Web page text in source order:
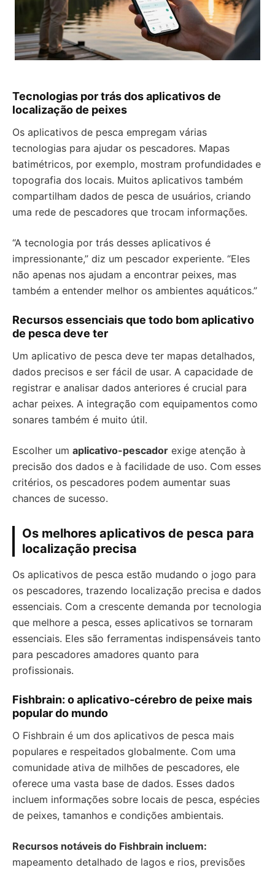
Tecnologias por trás dos aplicativos de
localização de peixes
Os aplicativos de pesca empregam várias
tecnologias para ajudar os pescadores. Mapas
batimétricos, por exemplo, mostram profundidades e
topografia dos locais. Muitos aplicativos também
compartilham dados de pesca de usuários, criando
uma rede de pescadores que trocam informações.
“A tecnologia por trás desses aplicativos é
impressionante,” diz um pescador experiente. “Eles
não apenas nos ajudam a encontrar peixes, mas
também a entender melhor os ambientes aquáticos.”
Recursos essenciais que todo bom aplicativo
de pesca deve ter
Um aplicativo de pesca deve ter mapas detalhados,
dados precisos e ser fácil de usar. A capacidade de
registrar e analisar dados anteriores é crucial para
achar peixes. A integração com equipamentos como
sonares também é muito útil.
Escolher um aplicativo-pescador exige atenção à
precisão dos dados e à facilidade de uso. Com esses
critérios, os pescadores podem aumentar suas
chances de sucesso.
Os melhores aplicativos de pesca para
localização precisa
Os aplicativos de pesca estão mudando o jogo para
os pescadores, trazendo localização precisa e dados
essenciais. Com a crescente demanda por tecnologia
que melhore a pesca, esses aplicativos se tornaram
essenciais. Eles são ferramentas indispensáveis tanto
para pescadores amadores quanto para
profissionais.
Fishbrain: o aplicativo-cérebro de peixe mais
popular do mundo
O Fishbrain é um dos aplicativos de pesca mais
populares e respeitados globalmente. Com uma
comunidade ativa de milhões de pescadores, ele
oferece uma vasta base de dados. Esses dados
incluem informações sobre locais de pesca, espécies
de peixes, tamanhos e condições ambientais.
Recursos notáveis do Fishbrain incluem:
mapeamento detalhado de lagos e rios, previsões